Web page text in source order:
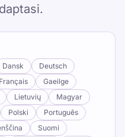
Dansk
Deutsch
Français
Gaeilge
Lietuvių
Magyar
Polski
Português
Suomi